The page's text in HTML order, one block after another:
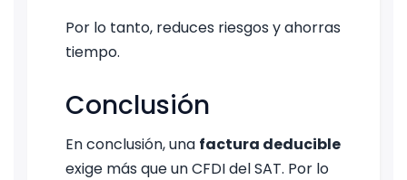
Por lo tanto, reduces riesgos y ahorras
tiempo.
Conclusión
En conclusión, una factura deducible
exige más que un CFDI del SAT. Por lo